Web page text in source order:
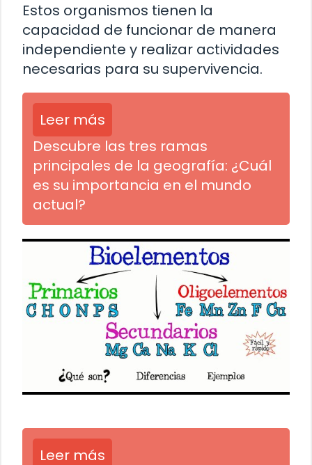
Estos organismos tienen la
capacidad de funcionar de manera
independiente y realizar actividades
necesarias para su supervivencia.
Leer más
Descubre las tres ramas
principales de la geografía: ¿Cuál
es su importancia en el mundo
actual?
Leer más